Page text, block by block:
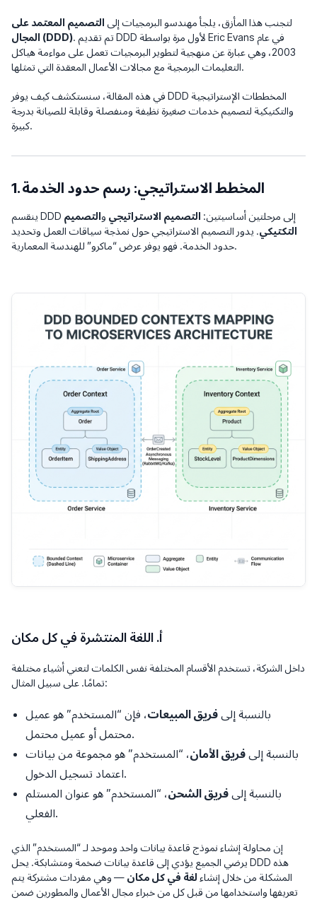
لتجنب هذا المأزق، يلجأ مهندسو البرمجيات إلى التصميم المعتمد على
المجال (DDD). تم تقديم DDD لأول مرة بواسطة Eric Evans في عام
2003، وهي عبارة عن منهجية لتطوير البرمجيات تعمل على مواءمة هياكل
التعليمات البرمجية مع مجالات الأعمال المعقدة التي تمثلها.
في هذه المقالة، سنستكشف كيف يوفر DDD المخططات الإستراتيجية
والتكتيكية لتصميم خدمات صغيرة نظيفة ومنفصلة وقابلة للصيانة بدرجة
كبيرة.
1. المخطط الاستراتيجي: رسم حدود الخدمة
ينقسم DDD إلى مرحلتين أساسيتين: التصميم الاستراتيجي والتصميم
التكتيكي. يدور التصميم الاستراتيجي حول نمذجة سياقات العمل وتحديد
حدود الخدمة. فهو يوفر عرض “ماكرو” للهندسة المعمارية.
أ. اللغة المنتشرة في كل مكان
داخل الشركة، تستخدم الأقسام المختلفة نفس الكلمات لتعني أشياء مختلفة
تمامًا. على سبيل المثال:
بالنسبة إلى فريق المبيعات، فإن “المستخدم” هو عميل
محتمل أو عميل محتمل.
بالنسبة إلى فريق الأمان، “المستخدم” هو مجموعة من بيانات
اعتماد تسجيل الدخول.
بالنسبة إلى فريق الشحن، “المستخدم” هو عنوان المستلم
الفعلي.
إن محاولة إنشاء نموذج قاعدة بيانات واحد وموحد لـ “المستخدم” الذي
يرضي الجميع يؤدي إلى قاعدة بيانات ضخمة ومتشابكة. يحل DDD هذه
المشكلة من خلال إنشاء لغة في كل مكان — وهي مفردات مشتركة يتم
تعريفها واستخدامها من قبل كل من خبراء مجال الأعمال والمطورين ضمن